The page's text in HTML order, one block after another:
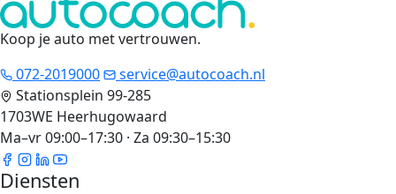
Koop je auto met vertrouwen.
072-2019000
service@autocoach.nl
Stationsplein 99-285
1703WE Heerhugowaard
Ma–vr 09:00–17:30 · Za 09:30–15:30
Diensten